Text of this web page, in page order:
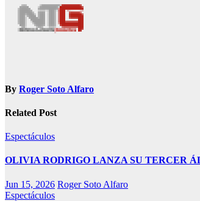
By Roger Soto Alfaro
Related Post
Espectáculos
OLIVIA RODRIGO LANZA SU TERCER
Jun 15, 2026 Roger Soto Alfaro
Espectáculos